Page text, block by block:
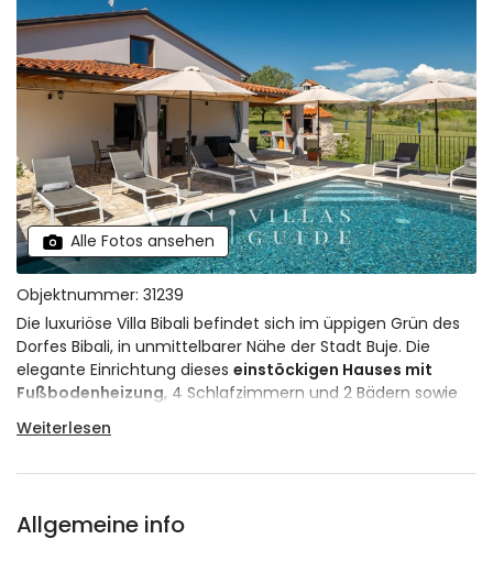
Alle Fotos ansehen
Objektnummer: 31239
Die luxuriöse Villa Bibali befindet sich im üppigen Grün des
Dorfes Bibali, in unmittelbarer Nähe der Stadt Buje. Die
elegante Einrichtung dieses einstöckigen Hauses mit
Fußbodenheizung, 4 Schlafzimmern und 2 Bädern sowie
einem beheizten Swimmingpool mit schöner Aussicht
machen es zu einem idealen Ziel für einen Urlaub in der
Weiterlesen
Allgemeine info